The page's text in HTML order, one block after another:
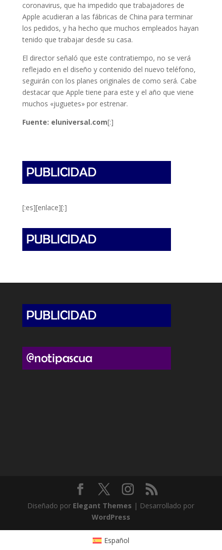
coronavirus, que ha impedido que trabajadores de
Apple acudieran a las fábricas de China para terminar
los pedidos, y ha hecho que muchos empleados hayan
tenido que trabajar desde su casa.
El director señaló que este contratiempo, no se verá
reflejado en el diseño y contenido del nuevo teléfono,
seguirán con los planes originales de como será. Cabe
destacar que Apple tiene para este y el año que viene
muchos «juguetes» por estrenar.
Fuente: eluniversal.com[:]
[:es][enlace][:]
Diseñado por Elegant Themes | Desarrollado por
WordPress
Español